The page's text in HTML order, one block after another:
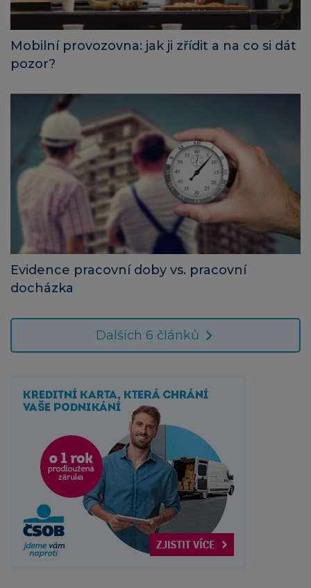
Mobilní provozovna: jak ji zřídit a na co si dát
pozor?
Evidence pracovní doby vs. pracovní
docházka
Dalších 6 článků